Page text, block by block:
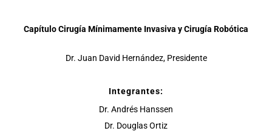
Capítulo Cirugía Mínimamente Invasiva y Cirugía Robótica
Dr. Juan David Hernández, Presidente
Integrantes:
Dr. Andrés Hanssen
Dr. Douglas Ortiz